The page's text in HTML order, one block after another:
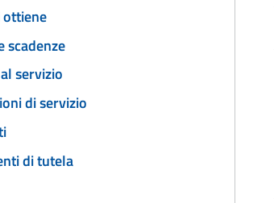
ottiene
scadenze
servizio
di servizio
di tutela